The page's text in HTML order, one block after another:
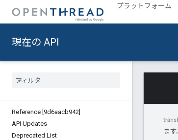
プラットフォーム
現在の API
Reference [9d6aacb942]
API Updates
Deprecated List
ま